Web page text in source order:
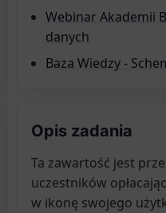
Webinar Akademii
danych
Baza Wiedzy -
Opis zadania
Ta zawartość jest
uczestników
w ikonę swojego